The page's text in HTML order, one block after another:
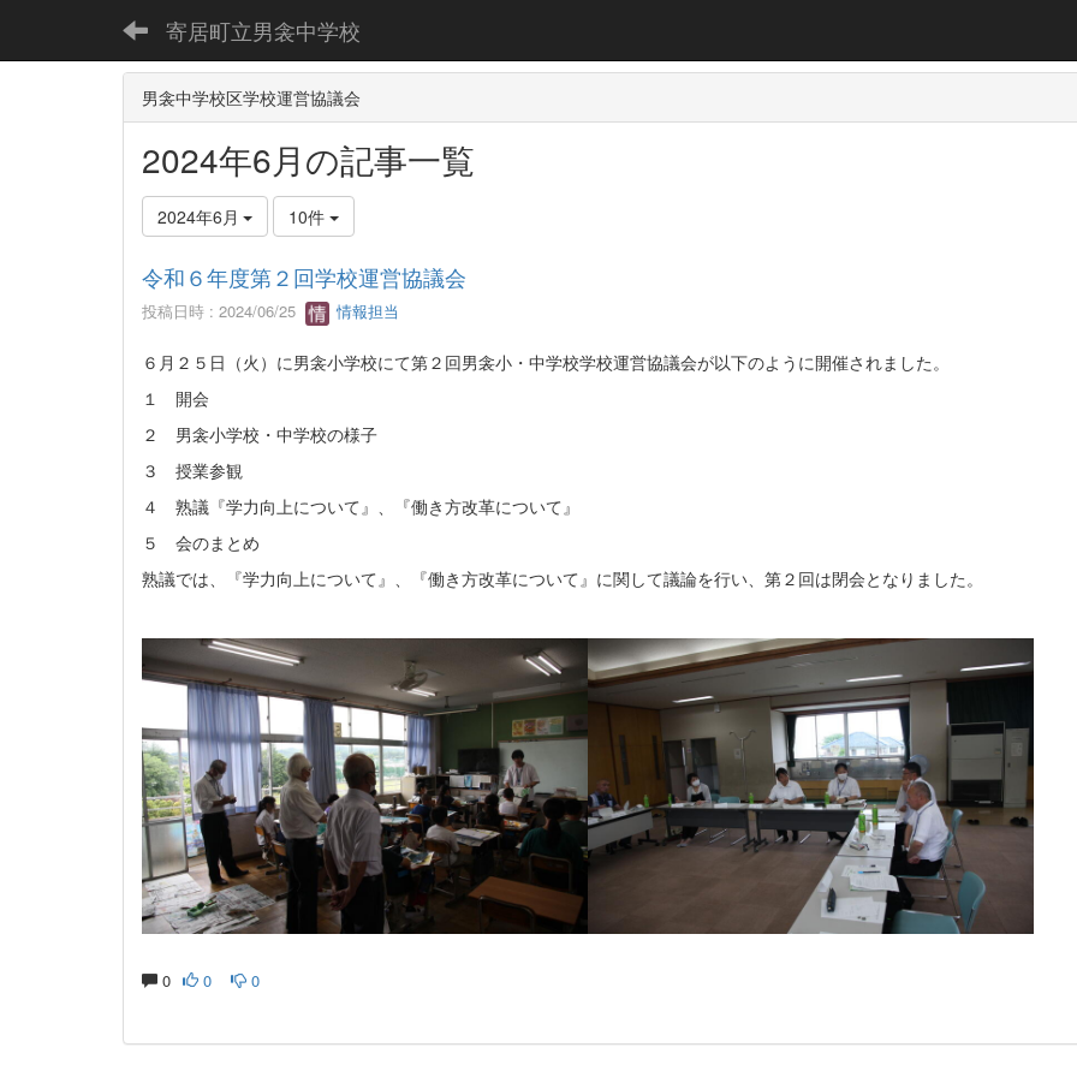
寄居町立男衾中学校
男衾中学校区学校運営協議会
2024年6月の記事一覧
2024年6月 10件
令和６年度第２回学校運営協議会
投稿日時 : 2024/06/25 情報担当
６月２５日（火）に男衾小学校にて第２回男衾小・中学校学校運営協議会が以下のように開催されました。
１ 開会
２ 男衾小学校・中学校の様子
３ 授業参観
４ 熟議『学力向上について』、『働き方改革について』
５ 会のまとめ
熟議では、『学力向上について』、『働き方改革について』に関して議論を行い、第２回は閉会となりました。
0 0 0